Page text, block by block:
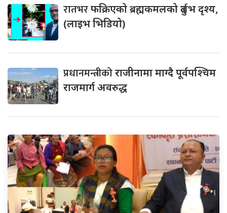
रातभरफक्रिएको ब्रह्मकमलको दुर्लभ दृश्य,
(लाइभ भिडियो)
प्रधानमन्त्रीकोराजीनामा माग्दै पूर्वपश्चिम
राजमार्ग अवरुद्ध